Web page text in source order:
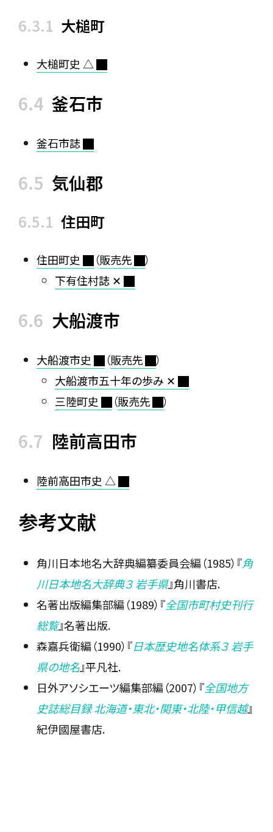
大槌町
大槌町史 △
釜石市
釜石市誌
気仙郡
住田町
住田町史 （販売先
）
下有住村誌 ✕
大船渡市
大船渡市史 （販売先
）
大船渡市五十年の歩み ✕
三陸町史
（販売先 ）
陸前高田市
陸前高田市史 △
参考文献
角川日本地名大辞典編纂委員会編（1985）『角
川日本地名大辞典３ 岩手県』角川書店.
名著出版編集部編（1989）『全国市町村史刊行
総覧』名著出版.
森嘉兵衛編（1990）『日本歴史地名体系３ 岩手
県の地名』平凡社.
日外アソシエーツ編集部編（2007）『全国地方
史誌総目録 北海道・東北・関東・北陸・甲信越』
紀伊國屋書店.